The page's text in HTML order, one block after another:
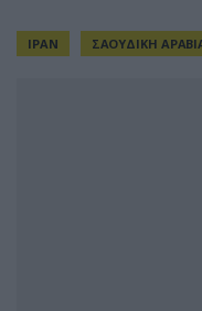
ΙΡΑΝ ΣΑΟΥΔΙΚΗ